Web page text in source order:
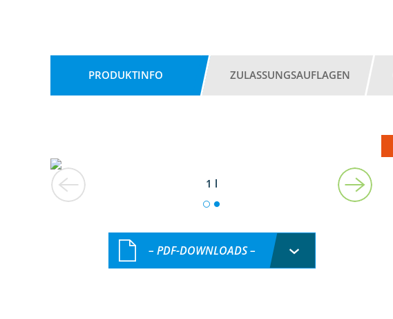
PRODUKTINFO ZULASSUNGSAUFLAGEN
1 l
– PDF-DOWNLOADS –